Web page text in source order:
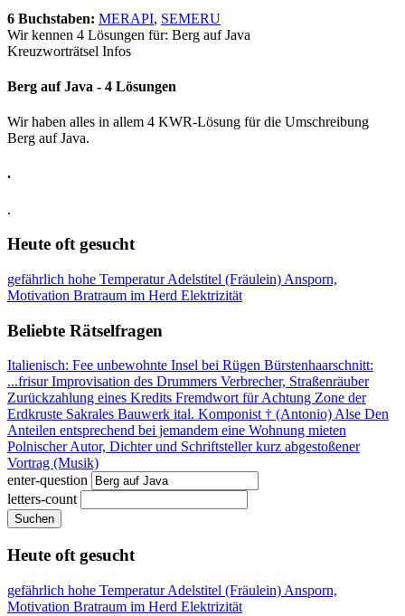
6 Buchstaben: MERAPI, SEMERU
Wir kennen 4 Lösungen für: Berg auf Java
Kreuzworträtsel Infos
Berg auf Java - 4 Lösungen
Wir haben alles in allem 4 KWR-Lösung für die Umschreibung
Berg auf Java.
.
.
Heute oft gesucht
gefährlich hohe TemperaturAdelstitel (Fräulein) Ansporn,
Motivation Bratraum im Herd Elektrizität
Beliebte Rätselfragen
Italienisch: Fee unbewohnte Insel bei Rügen Bürstenhaarschnitt:
...frisurImprovisation des Drummers Verbrecher, Straßenräuber
Zurückzahlung eines Kredits Fremdwort für Achtung Zone der
Erdkruste Sakrales Bauwerk ital. Komponist † (Antonio)Alse Den
Anteilen entsprechend bei jemandem eine Wohnung mieten
Polnischer Autor, Dichter und Schriftstellerkurz abgestoßener
Vortrag (Musik)
enter-question
letters-count
Suchen
Heute oft gesucht
gefährlich hohe TemperaturAdelstitel (Fräulein) Ansporn,
Motivation Bratraum im Herd Elektrizität